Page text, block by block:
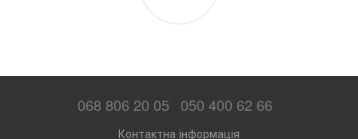
068 806 20 05 050 400 62 66
Контактна інформація